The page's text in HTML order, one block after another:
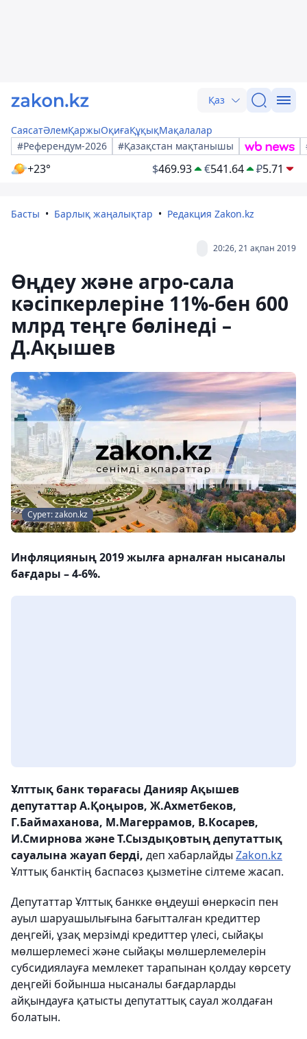
Қаз
СаясатӘлемҚаржыОқиғаҚұқықМақалалар
#Референдум-2026
#Қазақстан мақтанышы
+23° $469.93 €541.64 ₽5.71
Басты Барлық жаңалықтар Редакция Zakon.kz
20:26, 21 ақпан 2019
Өңдеу және агро-сала
кәсіпкерлеріне 11%-бен 600
млрд теңге бөлінеді –
Д.Ақышев
Сурет: zakon.kz
Инфляцияның 2019 жылға арналған нысаналы
бағдары – 4-6%.
Ұлттық банк төрағасы Данияр Ақышев
депутаттар А.Қоңыров, Ж.Ахметбеков,
Г.Баймаханова, М.Магеррамов, В.Косарев,
И.Смирнова және Т.Сыздықовтың депутаттық
сауалына жауап берді, деп хабарлайды Zakon.kz
Ұлттық банктің баспасөз қызметіне сілтеме жасап.
Депутаттар Ұлттық банкке өңдеуші өнеркәсіп пен
ауыл шаруашылығына бағытталған кредиттер
деңгейі, ұзақ мерзімді кредиттер үлесі, сыйақы
мөлшерлемесі және сыйақы мөлшерлемелерін
субсидиялауға мемлекет тарапынан қолдау көрсету
деңгейі бойынша нысаналы бағдарларды
айқындауға қатысты депутаттық сауал жолдаған
болатын.